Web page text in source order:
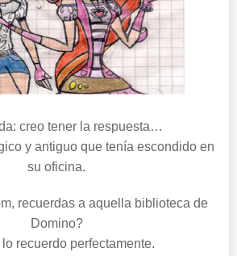
creo tener la respuesta…
y antiguo que tenía escondido en
su oficina.
recuerdas a aquella biblioteca de
Domino?
lo recuerdo perfectamente.